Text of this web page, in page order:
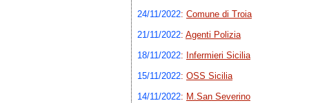
24/11/2022: Comune di Troia
21/11/2022: Agenti Polizia
18/11/2022: Infermieri Sicilia
15/11/2022: OSS Sicilia
14/11/2022: M.San Severino